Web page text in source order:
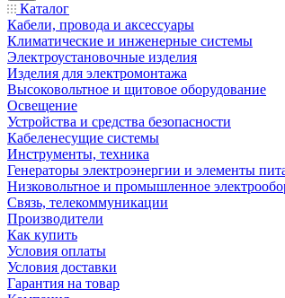
Каталог
Кабели, провода и аксессуары
Климатические и инженерные системы
Электроустановочные изделия
Изделия для электромонтажа
Высоковольтное и щитовое оборудование
Освещение
Устройства и средства безопасности
Кабеленесущие системы
Инструменты, техника
Генераторы электроэнергии и элементы
Низковольтное и промышленное
Связь, телекоммуникации
Производители
Как купить
Условия оплаты
Условия доставки
Гарантия на товар